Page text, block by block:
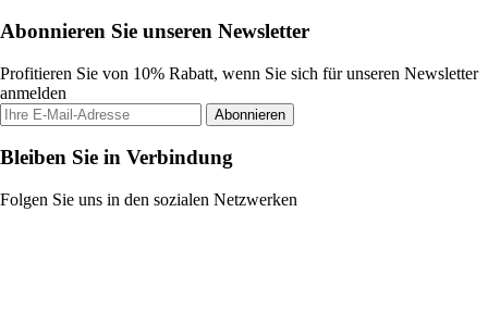
Abonnieren Sie unseren Newsletter
Profitieren Sie von 10% Rabatt, wenn Sie sich für unseren Newsletter
anmelden
Abonnieren
Bleiben Sie in Verbindung
Folgen Sie uns in den sozialen Netzwerken